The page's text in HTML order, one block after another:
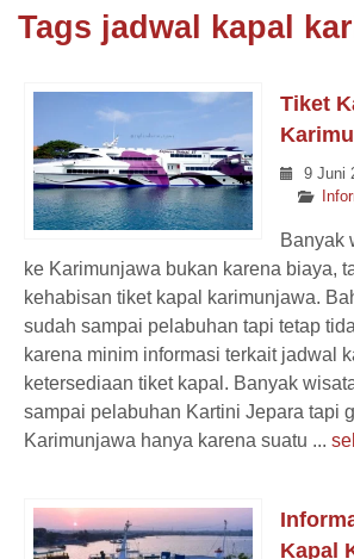
Tags jadwal kapal
Tiket
9 Juni
Banyak
ke Karimunjawa bukan karena biaya,
kehabisan tiket kapal karimunjawa.
sudah sampai pelabuhan tapi tetap
karena minim informasi terkait jadwal
ketersediaan tiket kapal. Banyak
sampai pelabuhan Kartini Jepara tapi
Karimunjawa hanya karena suatu ...
Kapal